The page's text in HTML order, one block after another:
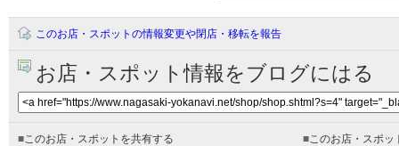
このお店・スポットの情報変更や閉店・移転を報告
お店・スポット情報をブログにはる
■このお店・スポットを共有する ■このお店・スポッ